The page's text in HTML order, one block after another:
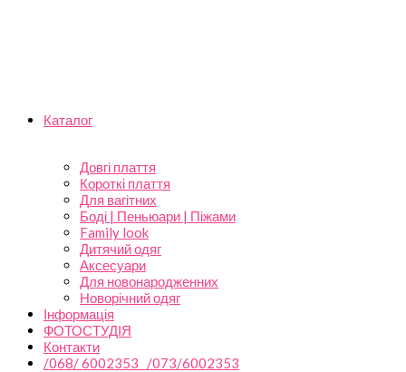
Каталог
Довгі плаття
Короткі плаття
Для вагітних
Боді | Пеньюари | Піжами
Family look
Дитячий одяг
Аксесуари
Для новонародженних
Новорічний одяг
Інформація
ФОТОСТУДІЯ
Контакти
/068/ 6002353 /073/6002353